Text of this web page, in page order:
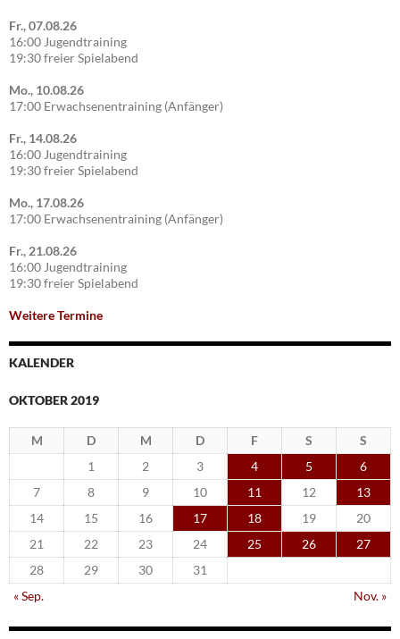
Fr., 07.08.26
16:00 Jugendtraining
19:30 freier Spielabend
Mo., 10.08.26
17:00 Erwachsenentraining (Anfänger)
Fr., 14.08.26
16:00 Jugendtraining
19:30 freier Spielabend
Mo., 17.08.26
17:00 Erwachsenentraining (Anfänger)
Fr., 21.08.26
16:00 Jugendtraining
19:30 freier Spielabend
Weitere Termine
KALENDER
OKTOBER 2019
M D M D F S
S
1
2 3 4 5
6
7
8 9 10 11 12
13
14
15 16 17 18 19
20
21
22 23 24 25 26
27
28
29 30
31
« Sep.
Nov. »